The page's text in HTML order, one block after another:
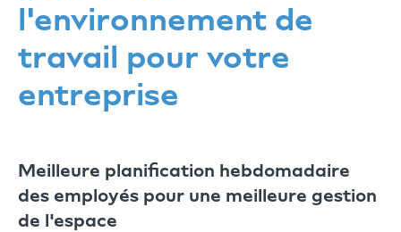
l'environnement de
travail pour votre
entreprise
Meilleure planification hebdomadaire
des employés pour une meilleure gestion
de l'espace